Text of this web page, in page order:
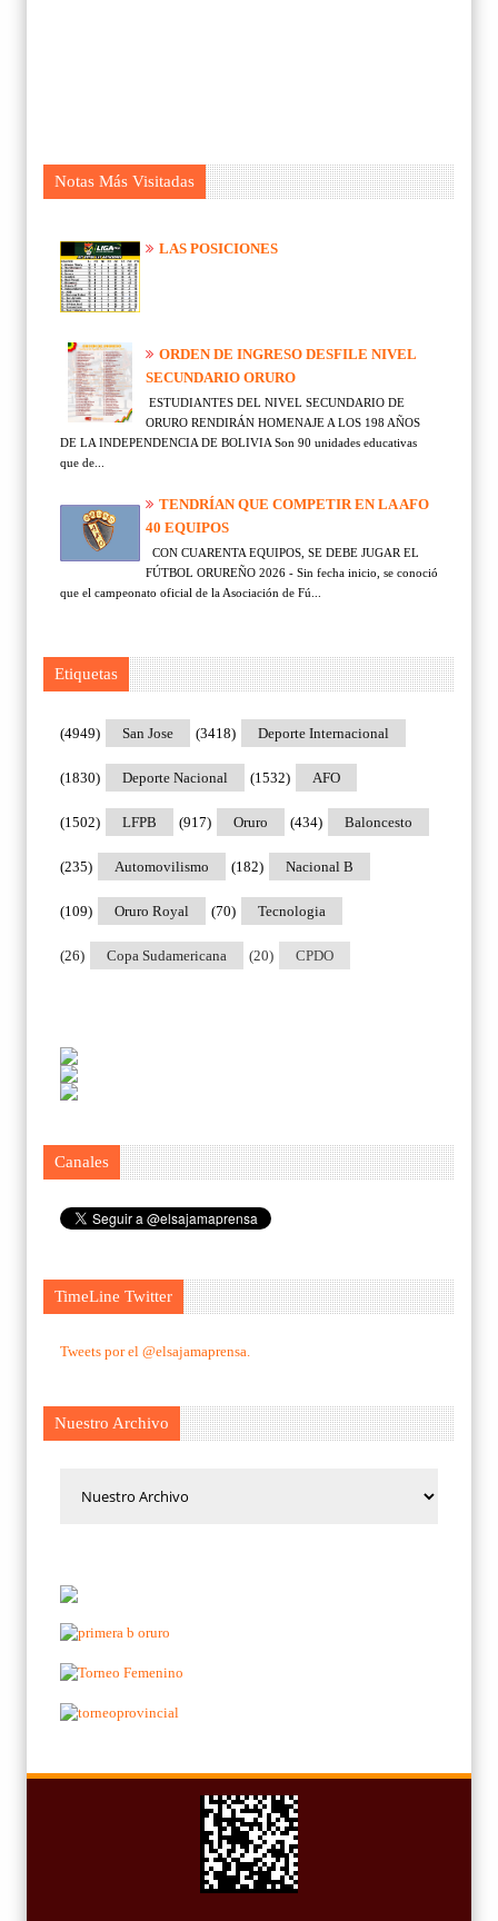
Notas Más Visitadas
LAS POSICIONES
ORDEN DE INGRESO DESFILE NIVEL
SECUNDARIO ORURO
ESTUDIANTES DEL NIVEL SECUNDARIO DE
ORURO RENDIRÁN HOMENAJE A LOS 198 AÑOS
DE LA INDEPENDENCIA DE BOLIVIA Son 90 unidades educativas
que de...
TENDRÍAN QUE COMPETIR EN LA AFO
40 EQUIPOS
CON CUARENTA EQUIPOS, SE DEBE JUGAR EL
FÚTBOL ORUREÑO 2026 - Sin fecha inicio, se conoció
que el campeonato oficial de la Asociación de Fú...
Etiquetas
San Jose
(4949) Deporte Internacional
(3418)
Deporte Nacional
(1830) AFO
(1532)
LFPB
(1502) Oruro
(917) Baloncesto
(434)
Automovilismo
(235) Nacional B
(182)
Oruro Royal
(109) Tecnologia
(70)
Copa Sudamericana
(26) CPDO
(20)
Canales
TimeLine Twitter
Tweets por el @elsajamaprensa.
Nuestro Archivo